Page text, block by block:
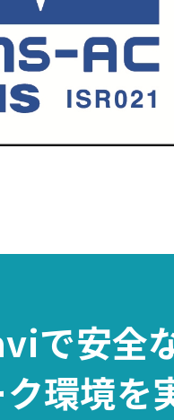
で安全
環境を